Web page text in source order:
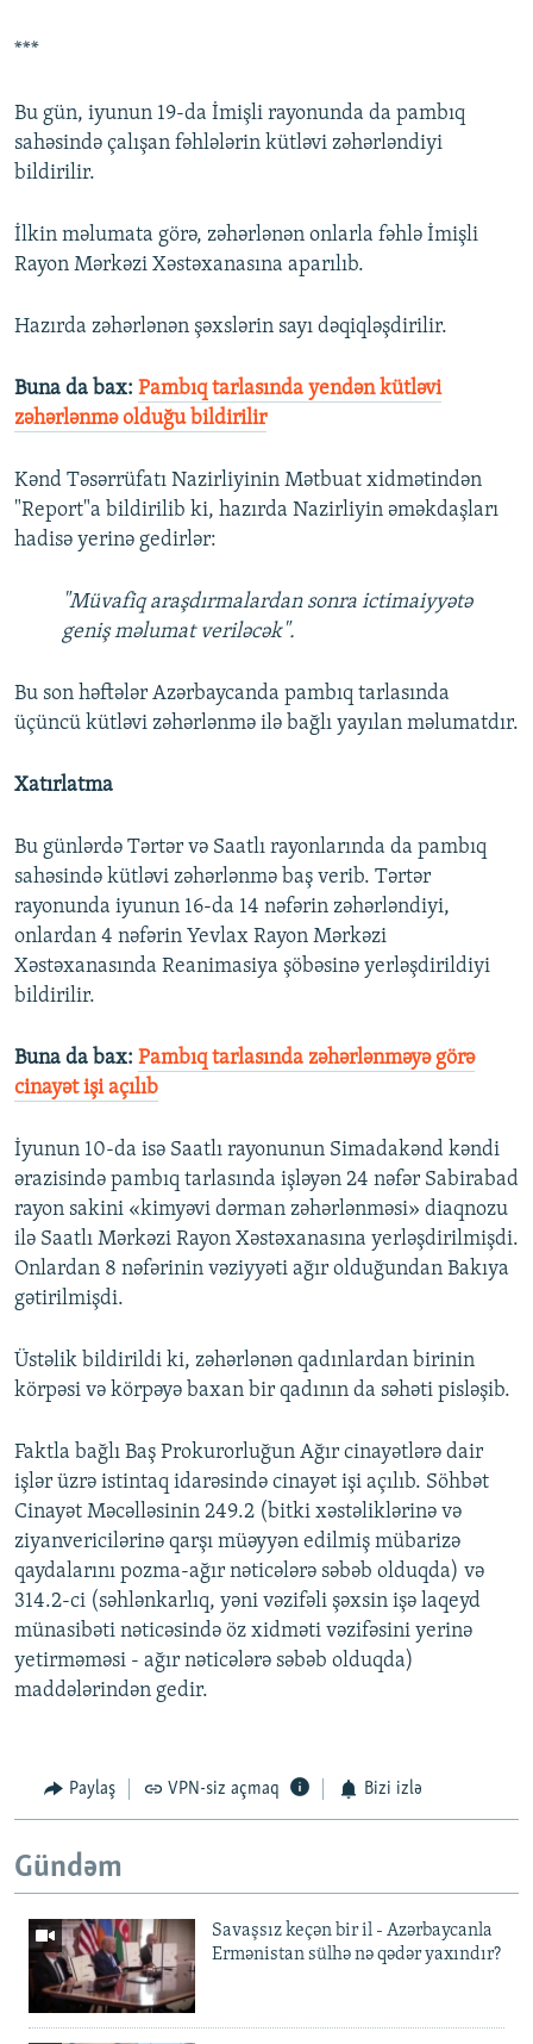
***
Bu gün, iyunun 19-da İmişli rayonunda da pambıq
sahəsində çalışan fəhlələrin kütləvi zəhərləndiyi
bildirilir.
İlkin məlumata görə, zəhərlənən onlarla fəhlə İmişli
Rayon Mərkəzi Xəstəxanasına aparılıb.
Hazırda zəhərlənən şəxslərin sayı dəqiqləşdirilir.
Buna da bax: Pambıq tarlasında yendən kütləvi
zəhərlənmə olduğu bildirilir
Kənd Təsərrüfatı Nazirliyinin Mətbuat xidmətindən
"Report"a bildirilib ki, hazırda Nazirliyin əməkdaşları
hadisə yerinə gedirlər:
"Müvafiq araşdırmalardan sonra ictimaiyyətə
geniş məlumat veriləcək".
Bu son həftələr Azərbaycanda pambıq tarlasında
üçüncü kütləvi zəhərlənmə ilə bağlı yayılan məlumatdır.
Xatırlatma
Bu günlərdə Tərtər və Saatlı rayonlarında da pambıq
sahəsində kütləvi zəhərlənmə baş verib. Tərtər
rayonunda iyunun 16-da 14 nəfərin zəhərləndiyi,
onlardan 4 nəfərin Yevlax Rayon Mərkəzi
Xəstəxanasında Reanimasiya şöbəsinə yerləşdirildiyi
bildirilir.
Buna da bax: Pambıq tarlasında zəhərlənməyə görə
cinayət işi açılıb
İyunun 10-da isə Saatlı rayonunun Simadakənd kəndi
ərazisində pambıq tarlasında işləyən 24 nəfər Sabirabad
rayon sakini «kimyəvi dərman zəhərlənməsi» diaqnozu
ilə Saatlı Mərkəzi Rayon Xəstəxanasına yerləşdirilmişdi.
Onlardan 8 nəfərinin vəziyyəti ağır olduğundan Bakıya
gətirilmişdi.
Üstəlik bildirildi ki, zəhərlənən qadınlardan birinin
körpəsi və körpəyə baxan bir qadının da səhəti pisləşib.
Faktla bağlı Baş Prokurorluğun Ağır cinayətlərə dair
işlər üzrə istintaq idarəsində cinayət işi açılıb. Söhbət
Cinayət Məcəlləsinin 249.2 (bitki xəstəliklərinə və
ziyanvericilərinə qarşı müəyyən edilmiş mübarizə
qaydalarını pozma-ağır nəticələrə səbəb olduqda) və
314.2-ci (səhlənkarlıq, yəni vəzifəli şəxsin işə laqeyd
münasibəti nəticəsində öz xidməti vəzifəsini yerinə
yetirməməsi - ağır nəticələrə səbəb olduqda)
maddələrindən gedir.
Paylaş VPN-siz açmaq Bizi izlə
Gündəm
Savaşsız keçən bir il - Azərbaycanla
Ermənistan sülhə nə qədər yaxındır?